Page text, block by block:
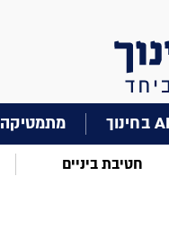
AI בחינוך מתמטיקה
חטיבת ביניים